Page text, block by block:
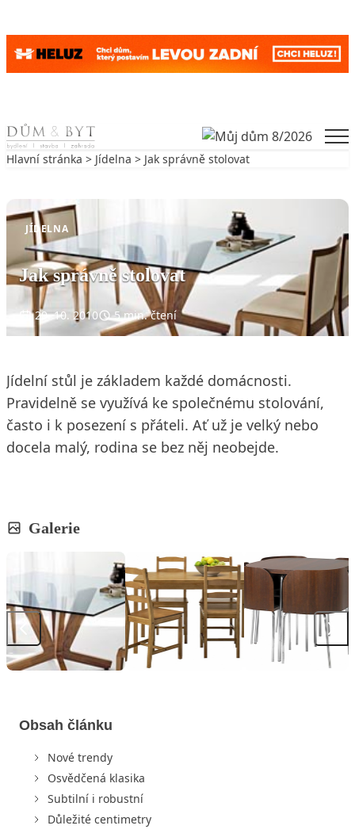
Skip to content
Hlavní stránka > Jídelna > Jak správně stolovat
JÍDELNA
Jak správně stolovat
29. 10. 2010 5 min. čtení
Jídelní stůl je základem každé domácnosti.
Pravidelně se využívá ke společnému stolování,
často i k posezení s přáteli. Ať už je velký nebo
docela malý, rodina se bez něj neobejde.
Galerie
Obsah článku
Nové trendy
Osvědčená klasika
Subtilní i robustní
Důležité centimetry